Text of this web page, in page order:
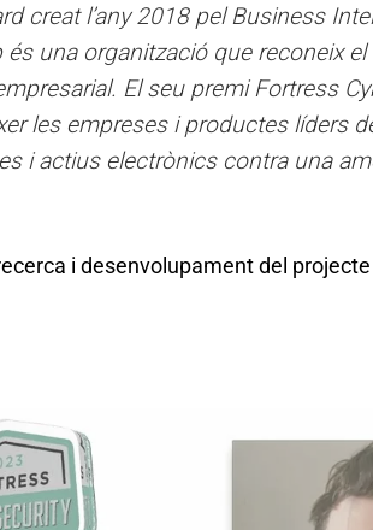
creat l’any 2018 pel Business
una organització que reconeix
El seu premi Fortress
les empreses i productes líders
i actius electrònics contra una
i desenvolupament del